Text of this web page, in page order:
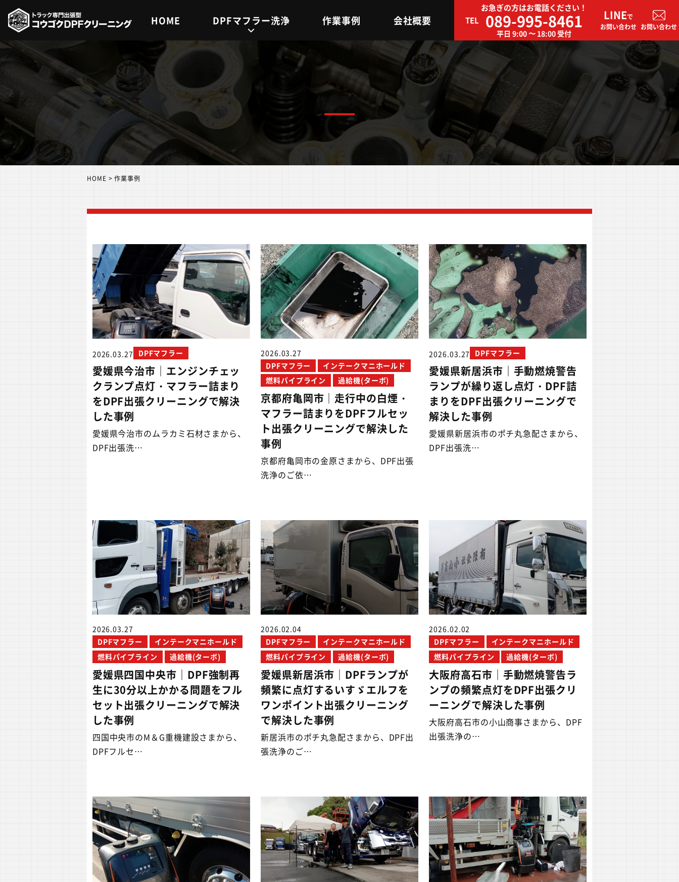
容
を
ス
プ
HOME DPFマフラー洗浄 作業事例 会社概要 TEL
お急ぎの方はお電話ください！
089-995-8461
平日 9:00 〜 18:00 受付
LINEで
お問い合わせ お問い合わせ
作業事例
HOME >作業事例
2026.03.27 DPFマフラー
愛媛県今治市｜エンジンチェッ
クランプ点灯・マフラー詰まり
をDPF出張クリーニングで解決
した事例
愛媛県今治市のムラカミ石材さまから、
DPF出張洗…
2026.03.27
DPFマフラー
インテークマニホールド
燃料パイプライン
過給機(ターボ)
京都府亀岡市｜走行中の白煙・
マフラー詰まりをDPFフルセッ
ト出張クリーニングで解決した
事例
京都府亀岡市の金原さまから、DPF出張
洗浄のご依…
2026.03.27 DPFマフラー
愛媛県新居浜市｜手動燃焼警告
ランプが繰り返し点灯・DPF詰
まりをDPF出張クリーニングで
解決した事例
愛媛県新居浜市のポチ丸急配さまから、
DPF出張洗…
2026.03.27
DPFマフラー
インテークマニホールド
燃料パイプライン
過給機(ターボ)
愛媛県四国中央市｜DPF強制再
生に30分以上かかる問題をフル
セット出張クリーニングで解決
した事例
四国中央市のM＆G重機建設さまから、
DPFフルセ…
2026.02.04
DPFマフラー
インテークマニホールド
燃料パイプライン
過給機(ターボ)
愛媛県新居浜市｜DPFランプが
頻繁に点灯するいすゞエルフを
ワンポイント出張クリーニング
で解決した事例
新居浜市のポチ丸急配さまから、DPF出
張洗浄のご…
2026.02.02
DPFマフラー
インテークマニホールド
燃料パイプライン
過給機(ターボ)
大阪府高石市｜手動燃焼警告ラ
ンプの頻繁点灯をDPF出張クリ
ーニングで解決した事例
大阪府高石市の小山商事さまから、DPF
出張洗浄の…